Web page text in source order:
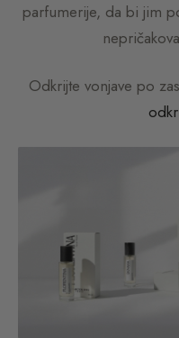
parfumerije, da bi jim
Odkrijte vonjave po